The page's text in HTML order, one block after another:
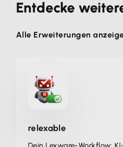
Entdecke
Alle Erweiterungen
relexable